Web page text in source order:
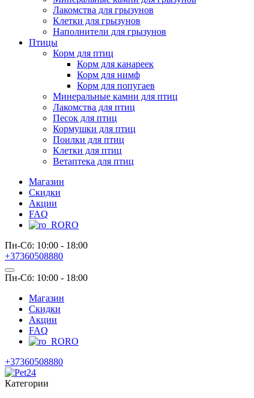
Лакомства для грызунов
Клетки для грызунов
Наполнители для грызунов
Птицы
Корм для птиц
Корм для канареек
Корм для нимф
Корм для попугаев
Минеральные камни для птиц
Лакомства для птиц
Песок для птиц
Кормушки для птиц
Поилки для птиц
Клетки для птиц
Ветаптека для птиц
Магазин
Скидки
Акции
FAQ
RO
Пн-Сб: 10:00 - 18:00
+37360508880
Пн-Сб: 10:00 - 18:00
Магазин
Скидки
Акции
FAQ
RO
+37360508880
Категории